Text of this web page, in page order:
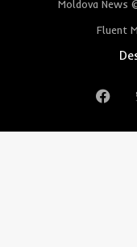
Moldova News
Fluent